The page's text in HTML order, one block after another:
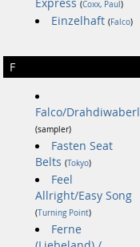
(Coxx, Paul)
Einzelhaft (Falco)
F
Falco/Drahdiwaberl
(sampler)
Fasten Seat
Belts (Tokyo)
Feel
Allright/Easy Song
(Turning Point)
Ferne